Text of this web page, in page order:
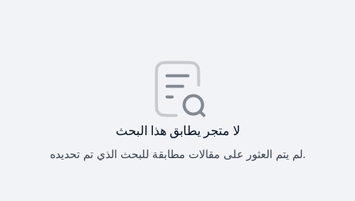
لا متجر يطابق هذا البحث
لم يتم العثور على مقالات مطابقة للبحث الذي تم تحديده.